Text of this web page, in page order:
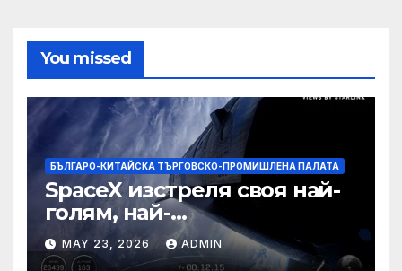
You missed
БЪЛГАРО-КИТАЙСКА ТЪРГОВСКО-ПРОМИШЛЕНА ПАЛАТА
SpaceX изстреля своя най-
голям, най-
усъвършенстван Starship
досега на тестов полет
MAY 23, 2026 ADMIN